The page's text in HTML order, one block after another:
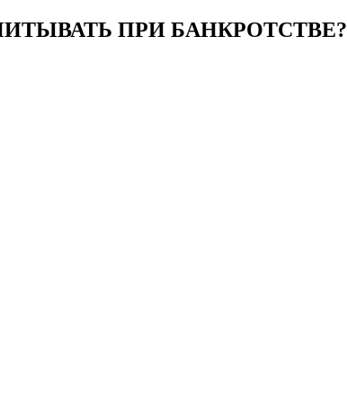
ПРИ БАНКРОТСТВЕ?